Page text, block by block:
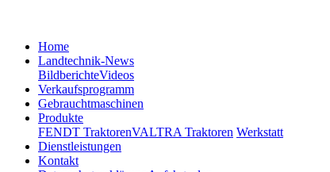
Home
Landtechnik-News
BildberichteVideos
Verkaufsprogramm
Gebrauchtmaschinen
Produkte
FENDT TraktorenVALTRA Traktoren Werkstatt
Dienstleistungen
Kontakt